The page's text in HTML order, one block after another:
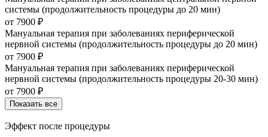
системы (продолжительность процедуры до 20 мин)
от 7900 ₽
Мануальная терапия при заболеваниях периферической
нервной системы (продолжительность процедуры до 20 мин)
от 7900 ₽
Мануальная терапия при заболеваниях периферической
нервной системы (продолжительность процедуры 20-30 мин)
от 7900 ₽
Показать все
Эффект после процедуры